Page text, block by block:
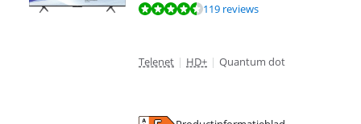
Beoordeling is 8,9 van de 10, gebaseerd op 119 reviews.
119 reviews
Telenet | HD+ | Quantum dot